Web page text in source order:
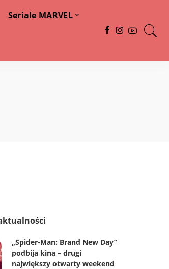
Seriale MARVEL
„Spider-Man: Brand New Day”
podbija kina – drugi
największy otwarty weekend